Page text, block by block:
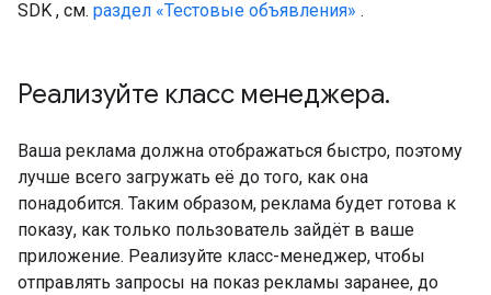
SDK , см. раздел «Тестовые объявления» .
Реализуйте класс менеджера.
Ваша реклама должна отображаться быстро, поэтому
лучше всего загружать её до того, как она
понадобится. Таким образом, реклама будет готова к
показу, как только пользователь зайдёт в ваше
приложение. Реализуйте класс-менеджер, чтобы
отправлять запросы на показ рекламы заранее, до